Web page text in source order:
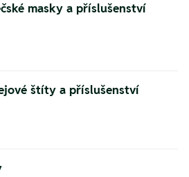
masky a příslušenství
štíty a příslušenství